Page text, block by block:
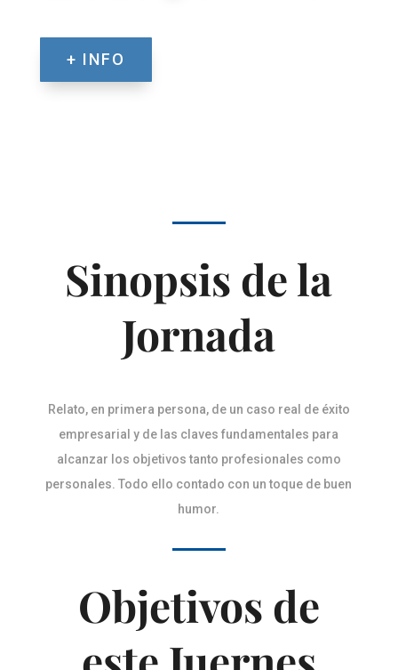
+ INFO
Sinopsis de la
Jornada
Relato, en primera persona, de un caso real de éxito
empresarial y de las claves fundamentales para
alcanzar los objetivos tanto profesionales como
personales. Todo ello contado con un toque de buen
humor.
Objetivos de